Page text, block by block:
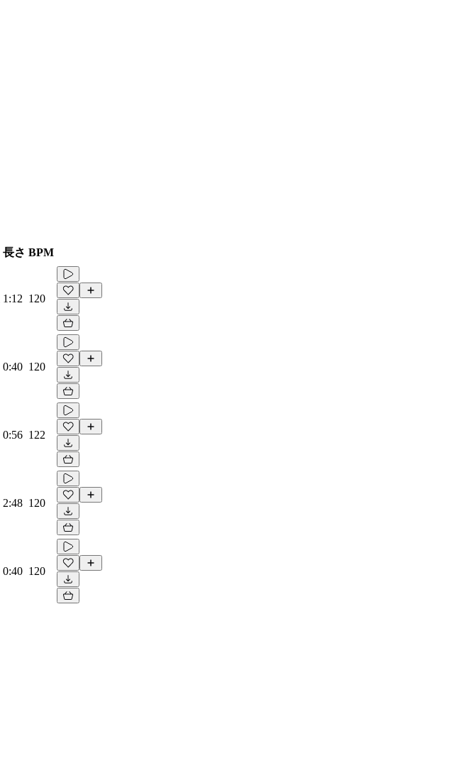
長さ BPM
1:12 120
0:40 120
0:56 122
2:48 120
0:40 120